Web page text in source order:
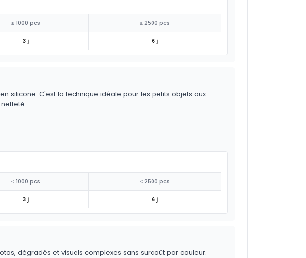
≤ 1000 pcs ≤ 2500 pcs
3 j 6 j
silicone. C'est la technique idéale pour les petits objets aux
≤ 1000 pcs ≤ 2500 pcs
3 j 6 j
dégradés et visuels complexes sans surcoût par couleur.